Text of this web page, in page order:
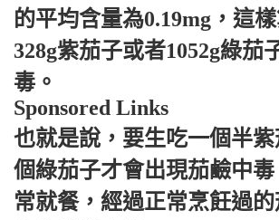
的平均含量為0.19mg，這
328g紫茄子或者1052g綠茄
毒。
Sponsored Links
也就是說，要生吃一個半
個綠茄子才會出現茄鹼中毒
常就餐，經過正常烹飪過